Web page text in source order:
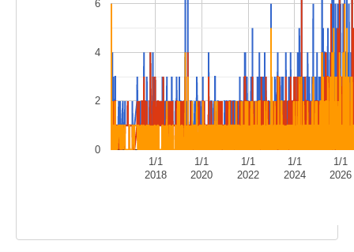
1/1
2018
1/1
2020
1/1
2022
1/1
2024
1/1
2026
0
2
4
6